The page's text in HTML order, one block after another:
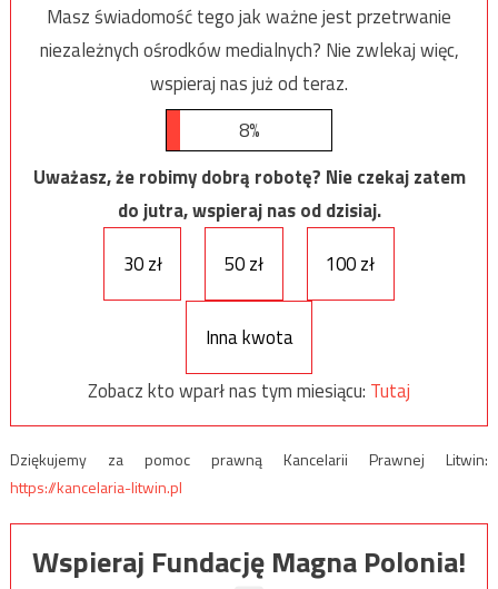
Masz świadomość tego jak ważne jest przetrwanie
niezależnych ośrodków medialnych? Nie zwlekaj więc,
wspieraj nas już od teraz.
8%
Uważasz, że robimy dobrą robotę? Nie czekaj zatem
do jutra, wspieraj nas od dzisiaj.
30 zł
50 zł 100 zł
Inna kwota
Zobacz kto wparł nas tym miesiącu: Tutaj
Dziękujemy za pomoc prawną Kancelarii Prawnej Litwin:
https://kancelaria-litwin.pl
Wspieraj Fundację Magna Polonia!